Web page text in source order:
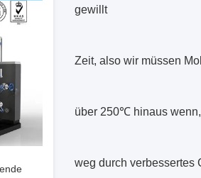
gewillt
Zeit, also wir müssen
über 250℃ hinaus
weg durch verbessertes